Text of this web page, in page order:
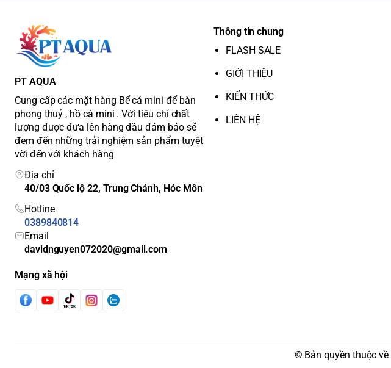
PT AQUA
Cung cấp các mặt hàng Bể cá mini để bàn
phong thuỷ , hồ cá mini . Với tiêu chí chất
lượng được đưa lên hàng đầu đảm bảo sẽ
đem đến những trải nghiệm sản phẩm tuyệt
vời đến với khách hàng
Địa chỉ
40/03 Quốc lộ 22, Trung Chánh, Hóc Môn
Hotline
0389840814
Email
davidnguyen072020@gmail.com
Mạng xã hội
Thông tin chung
FLASH SALE
GIỚI THIỆU
KIẾN THỨC
LIÊN HỆ
© Bản quyền thuộc về